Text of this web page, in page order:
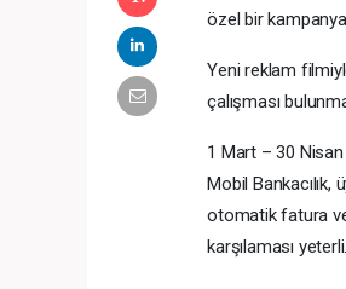
özel bir
Yeni reklam
çalışması
1 Mart – 30 Nisan
Mobil
otomatik fatura
karşılaması yeterli.